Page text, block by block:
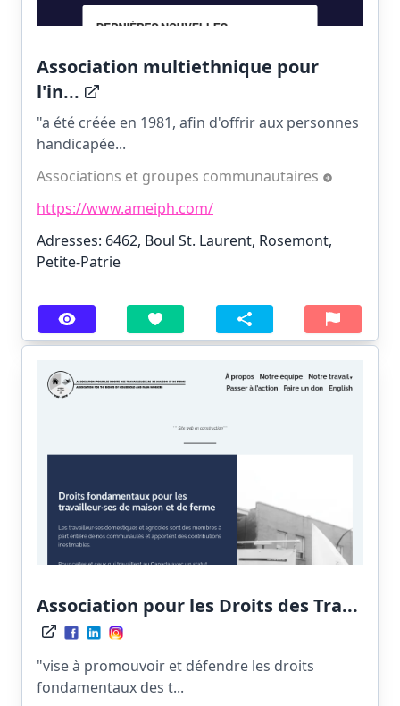
Association multiethnique pour
l'in...
"a été créée en 1981, afin d'offrir aux personnes
handicapée...
Associations et groupes communautaires
https://www.ameiph.com/
Adresses: 6462, Boul St. Laurent, Rosemont,
Petite-Patrie
Association pour les Droits des Tra...
"vise à promouvoir et défendre les droits
fondamentaux des t...